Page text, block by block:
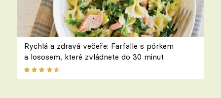
Rychlá a zdravá večeře: Farfalle s pórkem
a lososem, které zvládnete do 30 minut